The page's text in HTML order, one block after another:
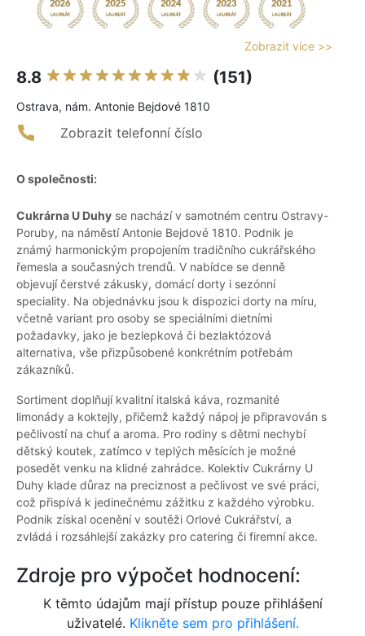
Zobrazit více >>
8.8 (151)
Ostrava, nám. Antonie Bejdové 1810
Zobrazit telefonní číslo
O společnosti:
Cukrárna U Duhy se nachází v samotném centru Ostravy-
Poruby, na náměstí Antonie Bejdové 1810. Podnik je
známý harmonickým propojením tradičního cukrářského
řemesla a současných trendů. V nabídce se denně
objevují čerstvé zákusky, domácí dorty i sezónní
speciality. Na objednávku jsou k dispozici dorty na míru,
včetně variant pro osoby se speciálními dietními
požadavky, jako je bezlepková či bezlaktózová
alternativa, vše přizpůsobené konkrétním potřebám
zákazníků.
Sortiment doplňují kvalitní italská káva, rozmanité
limonády a koktejly, přičemž každý nápoj je připravován s
pečlivostí na chuť a aroma. Pro rodiny s dětmi nechybí
dětský koutek, zatímco v teplých měsících je možné
posedět venku na klidné zahrádce. Kolektiv Cukrárny U
Duhy klade důraz na preciznost a pečlivost ve své práci,
což přispívá k jedinečnému zážitku z každého výrobku.
Podnik získal ocenění v soutěži Orlové Cukrářství, a
zvládá i rozsáhlejší zakázky pro catering či firemní akce.
Zdroje pro výpočet hodnocení:
K těmto údajům mají přístup pouze přihlášení
uživatelé. Klikněte sem pro přihlášení.